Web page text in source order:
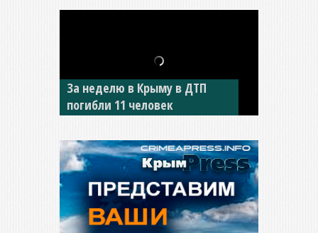
В Джанкое водитель ВАЗа
сбил двух детей на «зебре»